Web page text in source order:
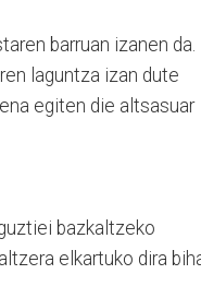
barruan izanen da.
laguntza izan dute
egiten die altsasuar
bazkaltzeko
elkartuko dira